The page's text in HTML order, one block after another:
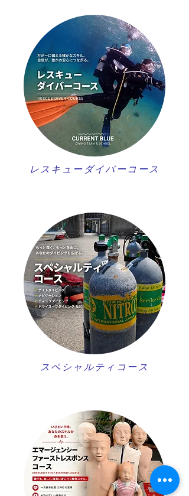
レスキューダイバーコース
スペシャルティコース